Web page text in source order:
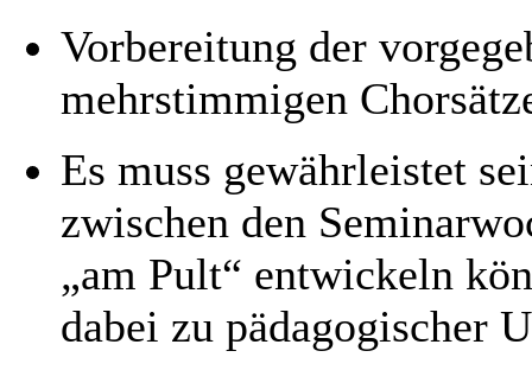
Vorbereitung der
mehrstimmigen
Es muss gewährleistet
zwischen den
„am Pult“ entwickeln
dabei zu pädagogischer